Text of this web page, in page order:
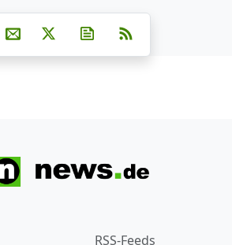
Teilen auf Facebook
Teilen auf Whatsapp
Teilen auf Telegram
auf Pinterest
Per E-Mail teilen
Post auf XNewsletter abonnieren
RSS-Feeds